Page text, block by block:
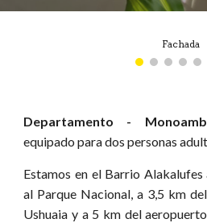
Departamento -
equipado para dos personas
Estamos en el Barrio
al Parque Nacional, a 3,5 km
Ushuaia y a 5 km del